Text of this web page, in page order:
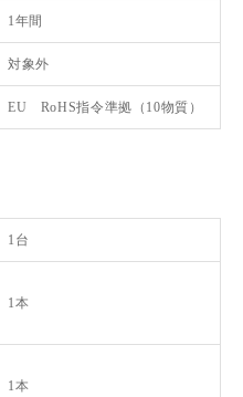
1年間
対象外
EU RoHS指令準拠（10物質）
1台
1本
1本